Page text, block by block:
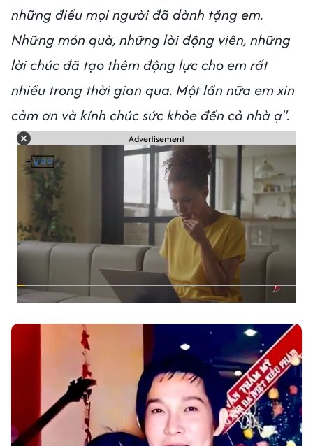
những điều mọi người đã dành tặng em.
Những món quà, những lời động viên, những
lời chúc đã tạo thêm động lực cho em rất
nhiều trong thời gian qua. Một lần nữa em xin
cảm ơn và kính chúc sức khỏe đến cả nhà ạ".
Advertisement